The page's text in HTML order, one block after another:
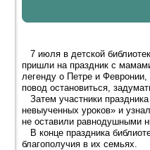
7 июля в детской
пришли на праздник с
легенду о Петре и
повод остановиться,
Затем участники
невыученных уроков» и
не оставили равнодушными
В конце праздника
благополучия в их семьях.